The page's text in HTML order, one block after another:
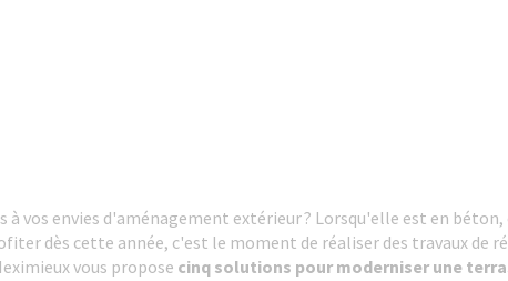
vos envies d'aménagement extérieur ? Lorsqu'elle est en
dès cette année, c'est le moment de réaliser des travaux de
vous propose cinq solutions pour moderniser une